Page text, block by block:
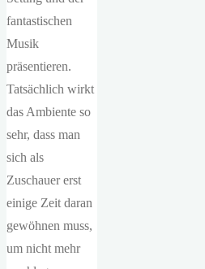
fantastischen
Musik
präsentieren.
Tatsächlich wirkt
das Ambiente so
sehr, dass man
sich als
Zuschauer erst
einige Zeit daran
gewöhnen muss,
um nicht mehr